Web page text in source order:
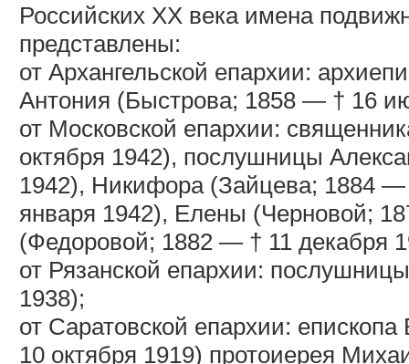
Российских XX века имена
представлены:
от Архангельской епархии:
Антония (Быстрова; 1858 — † 16
от Московской епархии:
октября 1942), послушницы
1942), Никифора (Зайцева; 1884
января 1942), Елены (Черновой;
(Федоровой; 1882 — † 11 декабря
от Рязанской епархии:
1938);
от Саратовской епархии:
10 октября 1919) протоиерея